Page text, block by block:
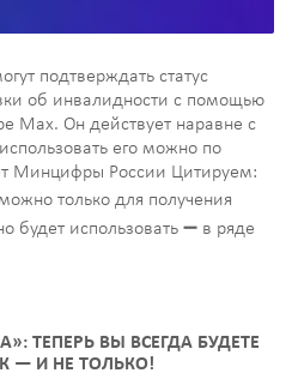
подтверждать статус
об инвалидности с помощью
Мах. Он действует наравне с
его можно по
Минцифры России Цитируем:
только для получения
будет использовать ➖ в ряде
ТЕПЕРЬ ВЫ ВСЕГДА БУДЕТЕ
— И НЕ ТОЛЬКО!